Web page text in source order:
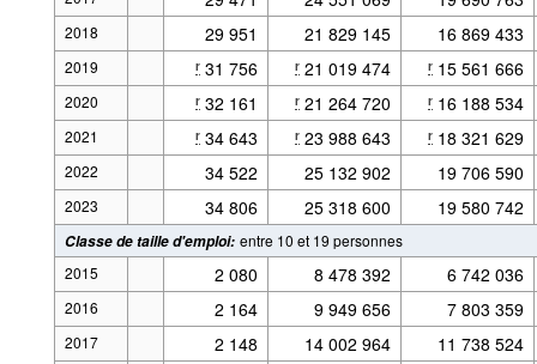
2018 29 951 21 829 145 16 869 433
2019 r 31 756 r 21 019 474 r 15 561 666
2020 r 32 161 r 21 264 720 r 16 188 534
2021 r 34 643 r 23 988 643 r 18 321 629
2022 34 522 25 132 902 19 706 590
2023 34 806 25 318 600 19 580 742
Classe de taille d'emploi: entre 10 et 19 personnes
2015
2 080 8 478 392 6 742 036
2016 2 164 9 949 656 7 803 359
2017 2 148 14 002 964 11 738 524